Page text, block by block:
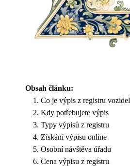
Obsah článku:
Co je výpis z registru vozidel
Kdy potřebujete výpis
Typy výpisů z registru
Získání výpisu online
Osobní návštěva úřadu
Cena výpisu z registru